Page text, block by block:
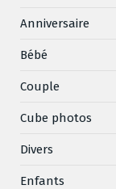
Anniversaire
Bébé
Couple
Cube photos
Divers
Enfants